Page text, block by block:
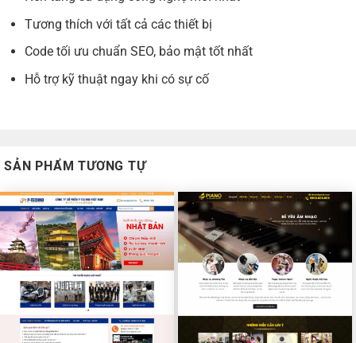
Tương thích với tất cả các thiết bị
Code tối ưu chuẩn SEO, bảo mật tốt nhất
Hỗ trợ kỹ thuật ngay khi có sự cố
SẢN PHẨM TƯƠNG TỰ